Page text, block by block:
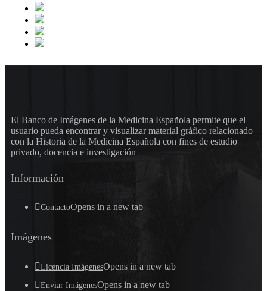
El Banco de Imágenes de la Medicina Española permite que el
usuario pueda encontrar y visualizar material gráfico relacionado
con la Historia de la Medicina Española con fines de estudio
privado, docencia e investigación
Información
ContactoOpens in a new tab
Imágenes
Licencia ImágenesOpens in a new tab
Enviar ImágenesOpens in a new tab